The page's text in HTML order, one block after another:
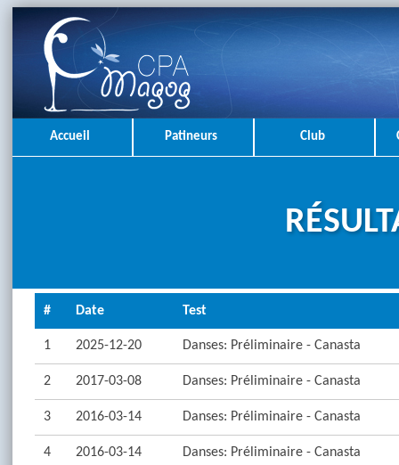
Accueil Patineurs Club
# Date Test
1 2025-12-20 Danses: Préliminaire - Canasta
2 2017-03-08 Danses: Préliminaire - Canasta
3 2016-03-14 Danses: Préliminaire - Canasta
4 2016-03-14 Danses: Préliminaire - Canasta